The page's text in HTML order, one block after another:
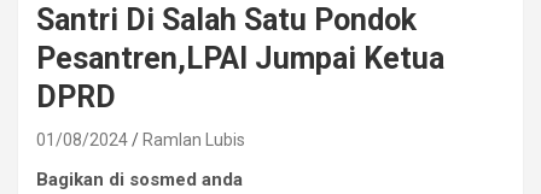
Santri Di Salah Satu Pondok
Pesantren,LPAI Jumpai Ketua
DPRD
01/08/2024 Ramlan Lubis
Bagikan di sosmed anda